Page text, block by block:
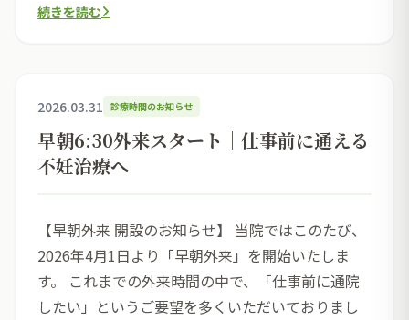
続きを読む
2026.03.31 診療時間のお知らせ
早朝6:30外来スタート｜仕事前に通える
不妊治療へ
【早朝外来 開設のお知らせ】 当院ではこのたび、
2026年4月1日より「早朝外来」を開始いたしま
す。 これまでの外来時間の中で、「仕事前に通院
したい」というご要望を多くいただいておりまし